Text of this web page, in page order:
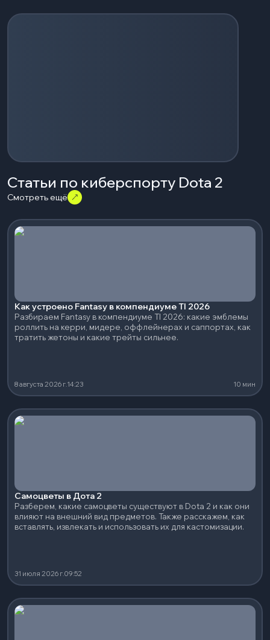
Загрузка событий...
Статьи по киберспорту Dota 2
Смотреть ещё
Как устроено Fantasy в компендиуме TI 2026
Разбираем Fantasy в компендиуме TI 2026: какие эмблемы
роллить на керри, мидере, оффлейнерах и саппортах, как
тратить жетоны и какие трейты сильнее.
8 августа 2026 г.14:23 10 мин
Самоцветы в Дота 2
Разберем, какие самоцветы существуют в Dota 2 и как они
влияют на внешний вид предметов. Также расскажем, как
вставлять, извлекать и использовать их для кастомизации.
31 июля 2026 г.09:52